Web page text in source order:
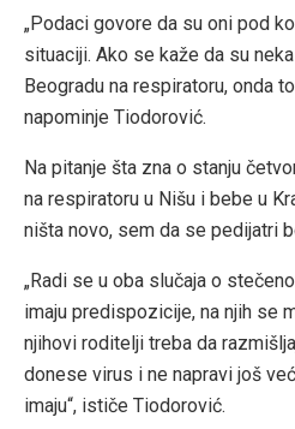
„Podaci govore da su oni pod
situaciji. Ako se kaže da su
Beogradu na respiratoru, onda
napominje Tiodorović.
Na pitanje šta zna o stanju
na respiratoru u Nišu i bebe u
ništa novo, sem da se pedijatri
„Radi se u oba slučaja o
imaju predispozicije, na njih se
njihovi roditelji treba da
donese virus i ne napravi još
imaju“, ističe Tiodorović.